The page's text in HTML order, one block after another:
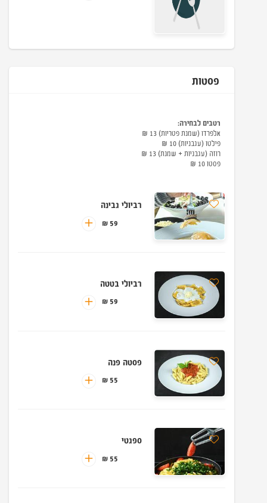
פסטות
רטבים לבחירה:
אלפרדו (שמנת פטריות) 13 ₪
פילטו (עגבניות) 10 ₪
רוזה (עגבניות + שמנת) 13 ₪
פסטו 10 ₪
רביולי גבינה
59 ₪
רביולי בטטה
59 ₪
פסטה פנה
55 ₪
ספגטי
55 ₪